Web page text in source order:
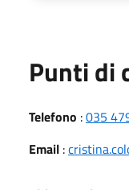
Punti di
Telefono :035
Email :